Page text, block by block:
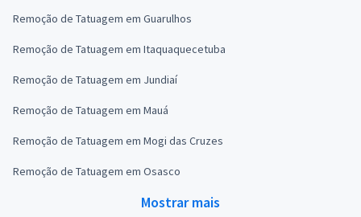
Remoção de Tatuagem em Guarulhos
Remoção de Tatuagem em Itaquaquecetuba
Remoção de Tatuagem em Jundiaí
Remoção de Tatuagem em Mauá
Remoção de Tatuagem em Mogi das Cruzes
Remoção de Tatuagem em Osasco
Mostrar mais